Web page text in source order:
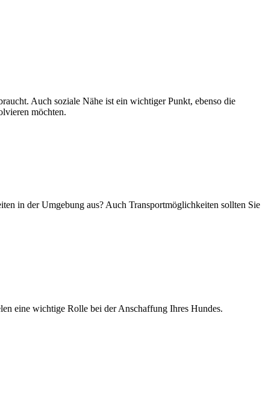
Auch soziale Nähe ist ein wichtiger Punkt, ebenso die
möchten.
in der Umgebung aus? Auch Transportmöglichkeiten sollten Sie
eine wichtige Rolle bei der Anschaffung Ihres Hundes.